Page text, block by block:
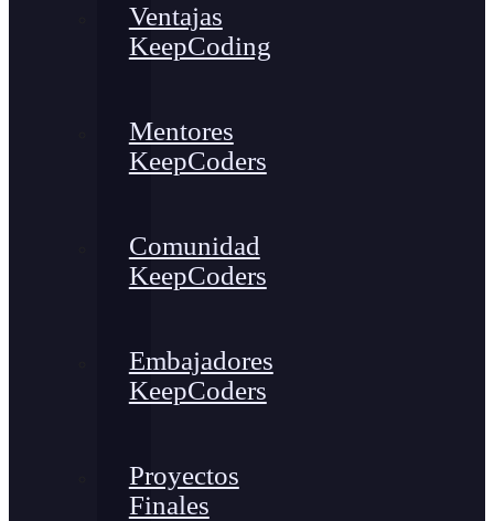
Ventajas
KeepCoding
Mentores
KeepCoders
Comunidad
KeepCoders
Embajadores
KeepCoders
Proyectos
Finales